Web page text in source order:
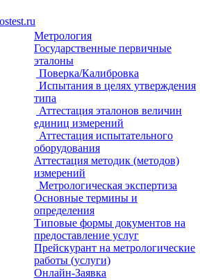
Метрология
Государственные первичные
эталоны
Поверка/Калибровка
Испытания в целях утверждения
типа
Аттестация эталонов величин
единиц измерений
Аттестация испытательного
оборудования
Аттестация методик (методов)
измерений
Метрологическая экспертиза
Основные термины и
определения
Типовые формы документов на
предоставление услуг
Прейскурант на метрологические
работы (услуги)
Онлайн-Заявка